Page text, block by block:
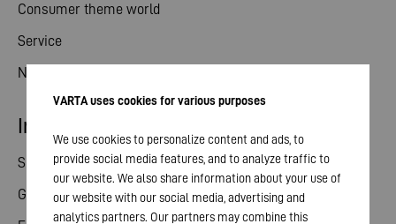
Consumer theme world
Service
News
Investor relations
Share
General meeting
VARTA uses cookies for various purposes
We use cookies to personalize content and ads, to
provide social media features, and to analyze traffic to
our website. We also share information about your use of
our website with our social media, advertising and
analytics partners. Our partners may combine this